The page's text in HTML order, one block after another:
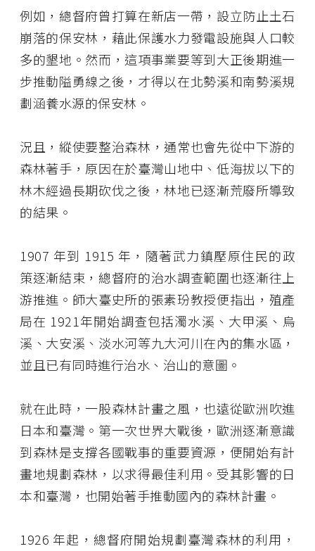
例如，總督府曾打算在新店一帶，設立防止土石
崩落的保安林，藉此保護水力發電設施與人口較
多的墾地。然而，這項事業要等到大正後期進一
步推動隘勇線之後，才得以在北勢溪和南勢溪規
劃涵養水源的保安林。
況且，縱使要整治森林，通常也會先從中下游的
森林著手，原因在於臺灣山地中、低海拔以下的
林木經過長期砍伐之後，林地已逐漸荒廢所導致
的結果。
1907 年到 1915 年，隨著武力鎮壓原住民的政
策逐漸結束，總督府的治水調查範圍也逐漸往上
游推進。師大臺史所的張素玢教授便指出，殖產
局在 1921年開始調查包括濁水溪、大甲溪、烏
溪、大安溪、淡水河等九大河川在內的集水區，
並且已有同時進行治水、治山的意圖。
就在此時，一股森林計畫之風，也遠從歐洲吹進
日本和臺灣。第一次世界大戰後，歐洲逐漸意識
到森林是支撐各國戰事的重要資源，便開始有計
畫地規劃森林，以求得最佳利用。受其影響的日
本和臺灣，也開始著手推動國內的森林計畫。
1926 年起，總督府開始規劃臺灣森林的利用，